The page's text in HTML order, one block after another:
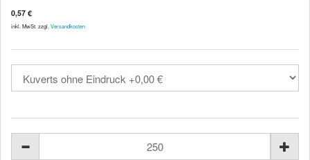
0,57 €
inkl. MwSt. zzgl. Versandkosten